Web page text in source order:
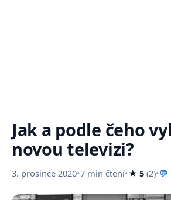
Jak a podle čeho
novou televizi?
3. prosince 2020•7 min čtení•★ 5 (2)•💬